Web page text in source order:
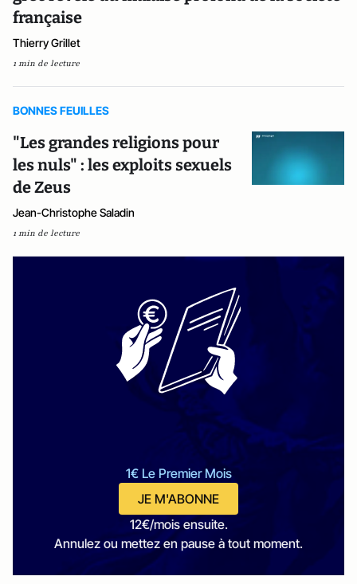
française
Thierry Grillet
1 min de lecture
BONNES FEUILLES
"Les grandes religions pour
les nuls" : les exploits sexuels
de Zeus
Jean-Christophe Saladin
1 min de lecture
1€ Le Premier Mois
JE M'ABONNE
12€/mois ensuite.
Annulez ou mettez en pause à tout moment.